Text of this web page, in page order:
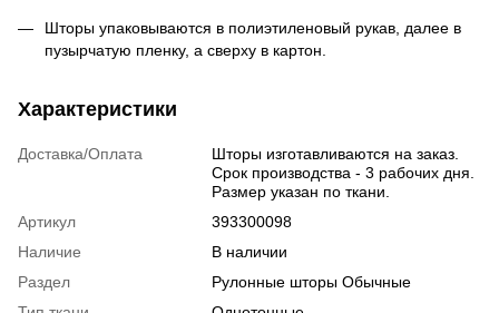
Шторы упаковываются в полиэтиленовый рукав, далее в
пузырчатую пленку, а сверху в картон.
Характеристики
Доставка/Оплата
Шторы изготавливаются на заказ.
Срок производства - 3 рабочих дня.
Размер указан по ткани.
Артикул
393300098
Наличие
В наличии
Раздел
Рулонные шторы Обычные